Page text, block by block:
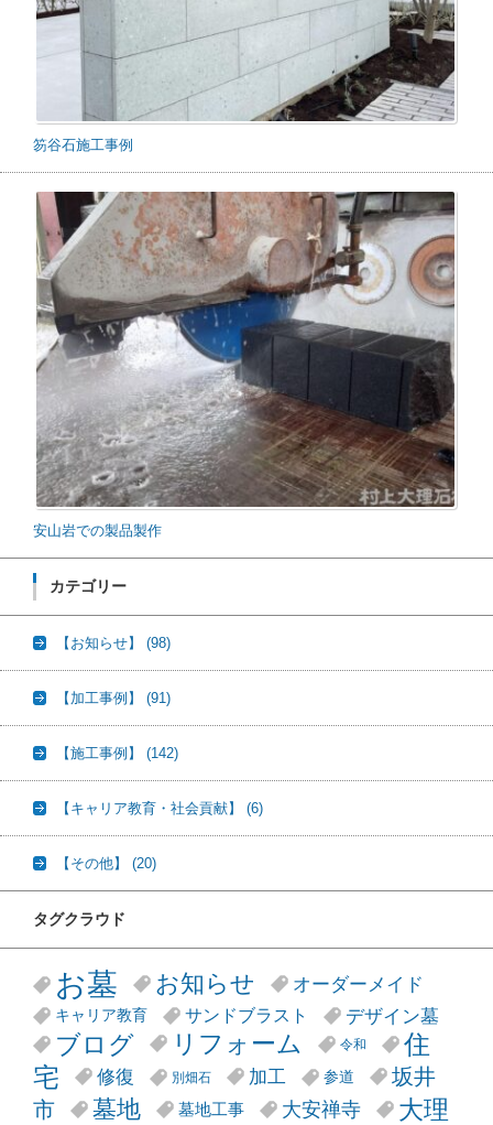
笏谷石施工事例
安山岩での製品製作
カテゴリー
【お知らせ】 (98)
【加工事例】 (91)
【施工事例】 (142)
【キャリア教育・社会貢献】 (6)
【その他】 (20)
タグクラウド
お墓 お知らせ オーダーメイド
キャリア教育 サンドブラスト デザイン墓
ブログ リフォーム 令和
住
宅
修復 別畑石 加工 参道
坂井
市
墓地 墓地工事 大安禅寺
大理